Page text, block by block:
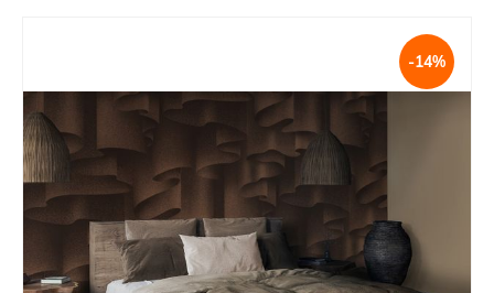
-14%